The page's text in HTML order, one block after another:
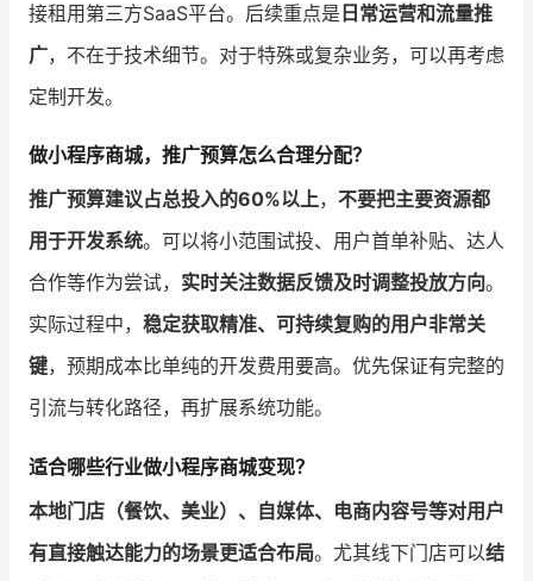
接租用第三方SaaS平台。后续重点是 日常运营和流量推
广，不在于技术细节。对于特殊或复杂业务，可以再考虑
定制开发。
做小程序商城，推广预算怎么合理分配？
推广预算建议占总投入的60%以上， 不要把主要资源都
用于开发系统。可以将小范围试投、用户首单补贴、达人
合作等作为尝试， 实时关注数据反馈及时调整投放方向。
实际过程中， 稳定获取精准、可持续复购的用户非常关
键，预期成本比单纯的开发费用要高。优先保证有完整的
引流与转化路径，再扩展系统功能。
适合哪些行业做小程序商城变现？
本地门店（餐饮、美业）、自媒体、电商内容号等对用户
有直接触达能力的场景更适合布局。尤其线下门店可以结